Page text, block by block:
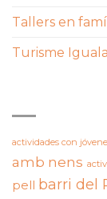
Tallers en
Turisme
actividades con
amb nens
pell barri del